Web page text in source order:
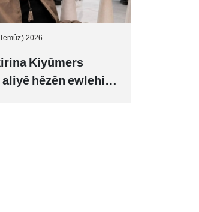
2026
Kiyûmers
hêzên ewlehiyê